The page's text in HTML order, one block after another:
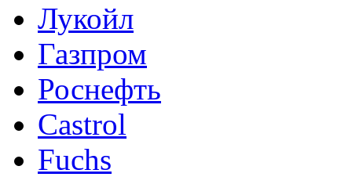
Лукойл
Газпром
Роснефть
Castrol
Fuchs